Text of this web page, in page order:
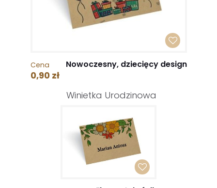
Cena
0,90 zł
Nowoczesny, dziecięcy design
Winietka Urodzinowa